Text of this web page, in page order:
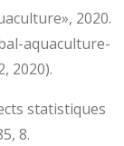
2020.
aquaculture-
2020).
statistiques
8.